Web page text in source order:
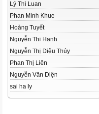
Lý Thi Luan
Phan Minh Khue
Hoàng Tuyết
Nguyễn Thị Hạnh
Nguyễn Thị Diệu Thúy
Phan Thị Liên
Nguyễn Văn Diện
sai ha ly